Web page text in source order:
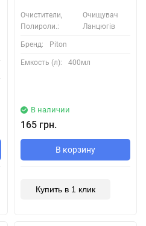
Очистители,
Полироли.:
Очищувач
Ланцюгів
Бренд: Piton
Емкость (л): 400мл
В наличии
165 грн.
В корзину
Купить в 1 клик